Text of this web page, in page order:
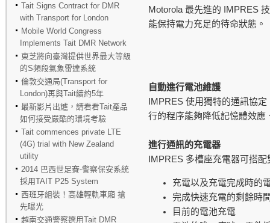
Tait Signs Contract for DMR
with Transport for London
Mobile World Congress
Implements Tait DMR Network
東芝將向臺灣提供世界最大等級
的S頻段氣象雷達系統
倫敦交通局(Transport for
London)再與Tait續約5年
最新影片出爐，請看看Tait產品
如何接受嚴酷的環境考驗
Tait commences private LTE
(4G) trial with New Zealand
utility
2014 巴西世足賽-警察保安系統
採用TAIT P25 System
西班牙組裝！高雄輕軌車廂 搶
先曝光
越南交通警察選用Tait DMR
Motorola 最先進的 IMPRES技
能保持電力充足的待命狀態。
自動進行電池維護
IMPRES使用獨特的通訊協定
行的程序能夠降低記憶體效應
進行通訊的充電器
IMPRES 多槽座充電器可搭
充電以及充電完成時的
完成快速充電的剩餘時
目前的電池充電